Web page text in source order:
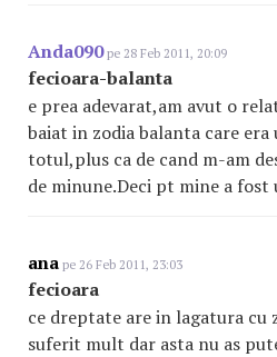
Anda090pe 28 Feb 2011, 20:09
fecioara-balanta
e prea adevarat,am avut o
baiat in zodia balanta care
totul,plus ca de cand m-am
de minune.Deci pt mine a
ana pe 26 Feb 2011, 23:03
fecioara
ce dreptate are in lagatura cu
suferit mult dar asta nu as